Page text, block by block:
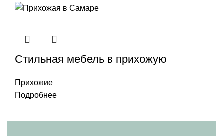
Стильная мебель в прихожую
Прихожие
Подробнее